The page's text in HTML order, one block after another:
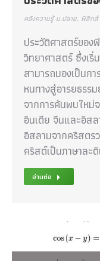
คลังความรู้ ม.ปลาย, ฟิสิกส์
ประวัติศาสตร์ขอ
วิทยาศาสตร์ ซึ่งเ
สามารถมองเป็นก
หนทางสู่อารยธรร
จากการค้นพบใหม่
อินเดีย จีนและอิส
อิสลามจากคริสตร
คริสต์เป็นภาษาละ
อ่านต่อ